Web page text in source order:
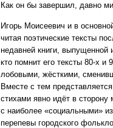
Как он бы завершил, давно
Игорь Моисеевич и в
читая поэтические тексты
недавней книги, выпущенной
кто помнит его тексты 80-х и
лобовыми, жёсткими,
Вместе с тем
стихами явно идёт в сторону
с наиболее «социальными»
перепевы городского